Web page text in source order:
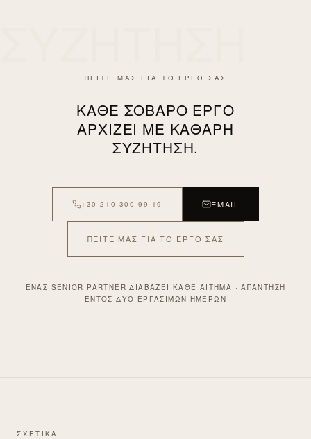
ΠΕΙΤΕ ΜΑΣ ΓΙΑ ΤΟ ΕΡΓΟ ΣΑΣ
ΚΆΘΕ ΣΟΒΑΡΌ ΈΡΓΟ
ΑΡΧΊΖΕΙ ΜΕ ΚΑΘΑΡΉ
ΣΥΖΉΤΗΣΗ.
+30 210 300 99 19 EMAIL
ΠΕΊΤΕ ΜΑΣ ΓΙΑ ΤΟ ΈΡΓΟ ΣΑΣ
ΈΝΑΣ SENIOR PARTNER ΔΙΑΒΆΖΕΙ ΚΆΘΕ ΑΊΤΗΜΑ · ΑΠΆΝΤΗΣΗ
ΕΝΤΌΣ ΔΎΟ ΕΡΓΆΣΙΜΩΝ ΗΜΕΡΏΝ
ΣΧΕΤΙΚΑ